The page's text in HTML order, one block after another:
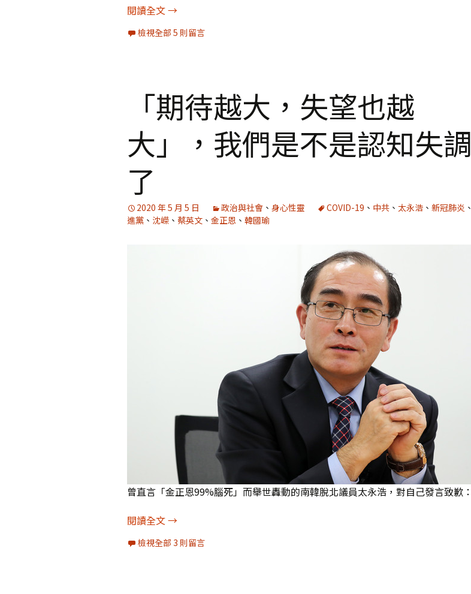
閱讀全文別再加戲
→
檢視全部 5 則留言
「期待越大，失望也越
大」，我們是不是認知失調
了
2020 年 5 月 5 日 政治與社會 、 身心性靈 COVID-19 、 中共 、 太永浩 、 新冠肺炎 、
進黨 、 沈嶸 、 蔡英文 、 金正恩 、 韓國瑜
曾直言「金正恩99%腦死」而舉世轟動的南韓脫北議員太永浩，對自己發言致歉：
閱讀全文「期待越大，失望也越大」，我們是不是認知失調了
→
檢視全部 3 則留言